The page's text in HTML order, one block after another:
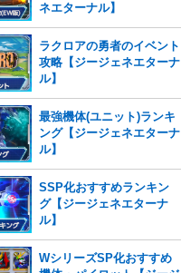
ネエターナル】
ラクロアの勇者のイベント
攻略【ジージェネエターナ
ル】
最強機体(ユニット)ランキ
ング【ジージェネエターナ
ル】
SSP化おすすめランキン
グ【ジージェネエターナ
ル】
WシリーズSP化おすすめ